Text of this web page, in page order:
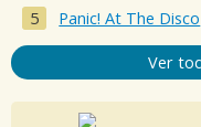
Panic! At The Disco
Ver